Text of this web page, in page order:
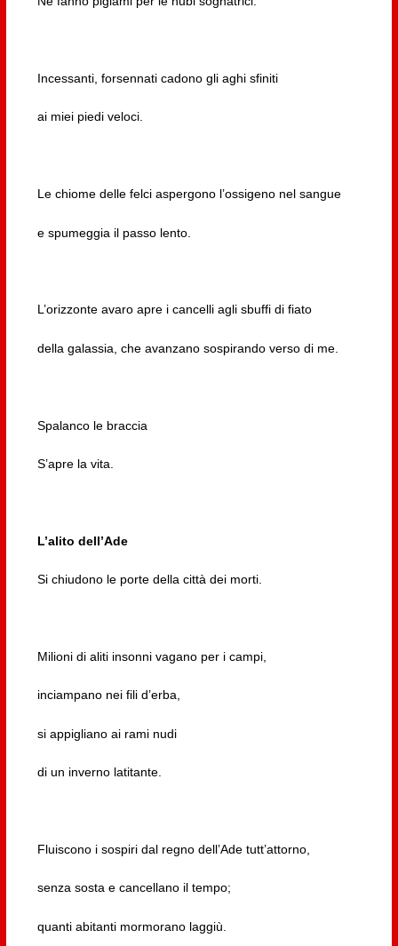
Incessanti, forsennati cadono gli aghi sfiniti
ai miei piedi veloci.
Le chiome delle felci aspergono l’ossigeno nel sangue
e spumeggia il passo lento.
L’orizzonte avaro apre i cancelli agli sbuffi di fiato
della galassia, che avanzano sospirando verso di me.
Spalanco le braccia
S’apre la vita.
L’alito dell’Ade
Si chiudono le porte della città dei morti.
Milioni di aliti insonni vagano per i campi,
inciampano nei fili d’erba,
si appigliano ai rami nudi
di un inverno latitante.
Fluiscono i sospiri dal regno dell’Ade tutt’attorno,
senza sosta e cancellano il tempo;
quanti abitanti mormorano laggiù.